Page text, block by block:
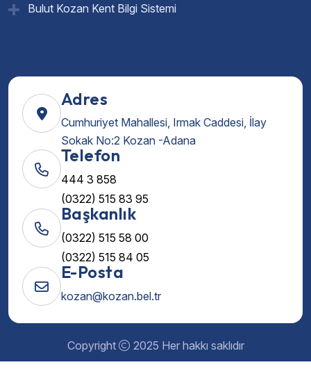
Bulut Kozan Kent Bilgi Sistemi
Adres
Cumhuriyet Mahallesi, Irmak Caddesi, İlay
Sokak No:2 Kozan -Adana
Telefon
444 3 858
(0322) 515 83 95
Başkanlık
(0322) 515 58 00
(0322) 515 84 05
E-Posta
kozan@kozan.bel.tr
Copyright 2025 Her hakkı saklıdır